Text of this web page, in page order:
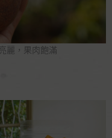
麗，果肉飽滿